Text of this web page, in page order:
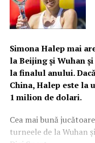
Simona Halep mai
la Beijing şi Wuhan
la finalul anului.
China, Halep este la
1 milion de dolari.
Cea mai bună
turneele de la Wuhan